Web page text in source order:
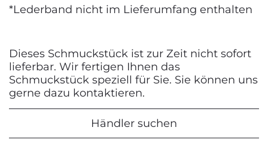
*Lederband nicht im Lieferumfang enthalten
Dieses Schmuckstück ist zur Zeit nicht sofort
lieferbar. Wir fertigen Ihnen das
Schmuckstück speziell für Sie. Sie können uns
gerne dazu kontaktieren.
Händler suchen